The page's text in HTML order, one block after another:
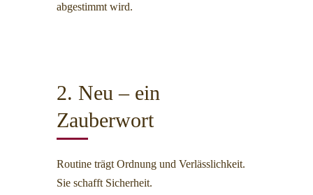
abgestimmt wird.
2. Neu – ein
Zauberwort
Routine trägt Ordnung und Verlässlichkeit.
Sie schafft Sicherheit.